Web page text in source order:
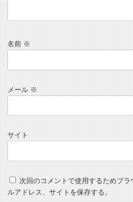
名前※
メール※
サイト
次回のコメントで使用するためブ
ルアドレス、サイトを保存する。